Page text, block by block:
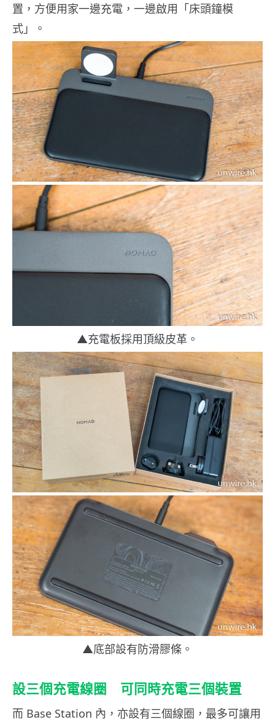
置，方便用家一邊充電，一邊啟用「床頭鐘模
式」。
▲充電板採用頂級皮革。
▲底部設有防滑膠條。
設三個充電線圈 可同時充電三個裝置
而 Base Station 內，亦設有三個線圈，最多可讓用